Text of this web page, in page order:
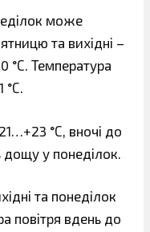
може
та вихідні –
°С. Температура
°С.
°С, вночі до
дощу у понеділок.
та понеділок
повітря вдень до